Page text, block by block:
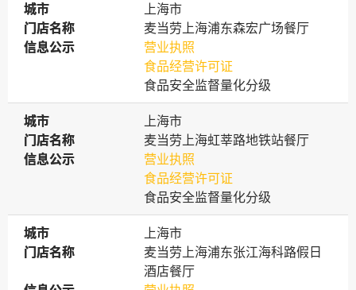
城市
城市
上海市
门店名称
门店名称
麦当劳上海浦东森宏广场餐厅
信息公示
信息公示
营业执照
食品经营许可证
食品安全监督量化分级
城市
城市
上海市
门店名称
门店名称
麦当劳上海虹莘路地铁站餐厅
信息公示
信息公示
营业执照
食品经营许可证
食品安全监督量化分级
城市
城市
上海市
门店名称
门店名称
麦当劳上海浦东张江海科路假日
酒店餐厅